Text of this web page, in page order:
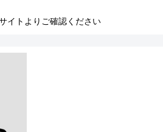
イトよりご確認ください